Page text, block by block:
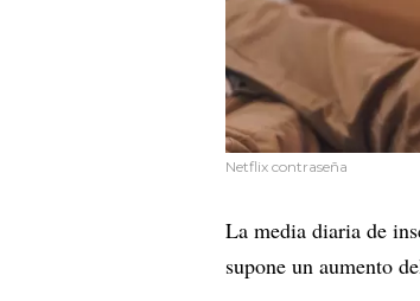
Netflix contraseña
La media diaria de
supone un aumento